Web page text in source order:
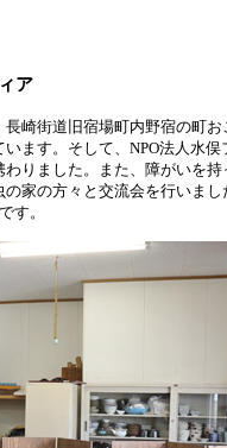
ア
崎街道旧宿場町内野宿の町お
ます。そして、NPO法人水
りました。また、障がいを
家の方々と交流会を行いま
す。